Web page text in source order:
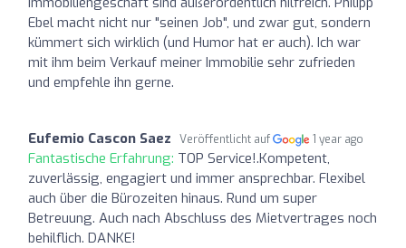
Ebel macht nicht nur "seinen Job", und zwar gut, sondern
kümmert sich wirklich (und Humor hat er auch). Ich war
mit ihm beim Verkauf meiner Immobilie sehr zufrieden
und empfehle ihn gerne.
Eufemio Cascon Saez Veröffentlicht auf 1 year ago
Fantastische Erfahrung: TOP Service!.Kompetent,
zuverlässig, engagiert und immer ansprechbar. Flexibel
auch über die Bürozeiten hinaus. Rund um super
Betreuung. Auch nach Abschluss des Mietvertrages noch
behilflich. DANKE!